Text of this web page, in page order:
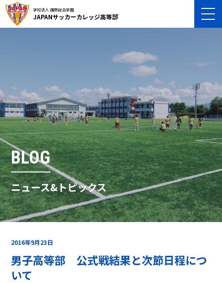
学校法人 国際総合学園
JAPANサッカーカレッジ高等部
BLOG
ニュース&トピックス
2016年9月23日
男子高等部 公式戦結果と次節日程につ
いて